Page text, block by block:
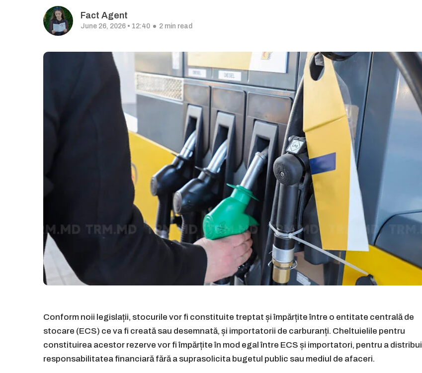
Fact Agent
June 26, 2026 • 12:40 2 min read
Conform noii legislații, stocurile vor fi constituite treptat și împărțite între o entitate centrală de
stocare (ECS) ce va fi creată sau desemnată, și importatorii de carburanți. Cheltuielile pentru
constituirea acestor rezerve vor fi împărțite în mod egal între ECS și importatori, pentru a distribui
responsabilitatea financiară fără a suprasolicita bugetul public sau mediul de afaceri.